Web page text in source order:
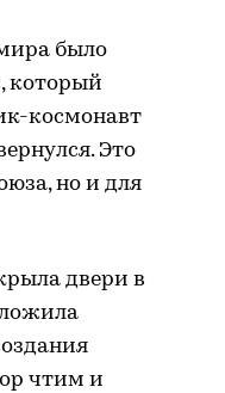
мира было
который
космонавт
Это
но и для
двери в
чтим и